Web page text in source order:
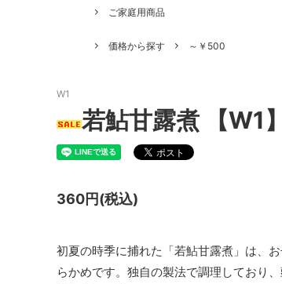
ご家庭用商品
価格から探す ～￥500
W1
若鮎甘露煮 【W1】
360円(税込)
初夏の時季に捕れた「若鮎甘露煮」は、
らかめです。独自の製法で調理しており